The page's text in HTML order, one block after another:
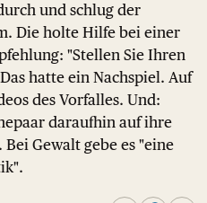
und schlug der
Die holte Hilfe bei einer
"Stellen Sie Ihren
hatte ein Nachspiel. Auf
des Vorfalles. Und:
daraufhin auf ihre
Gewalt gebe es "eine